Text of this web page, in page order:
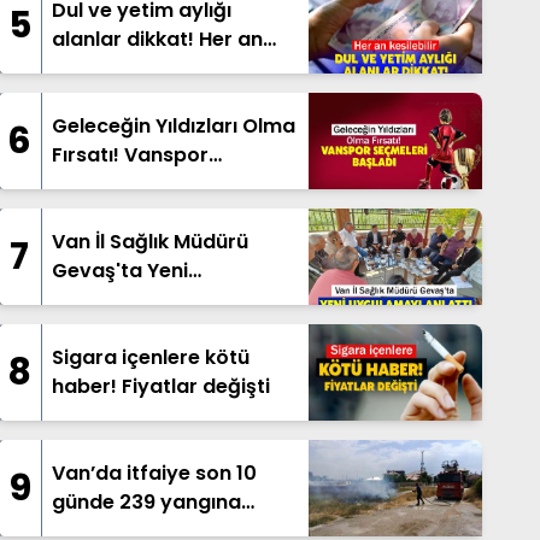
5
Dul ve yetim aylığı
alanlar dikkat! Her an
kesilebilir
6
Geleceğin Yıldızları Olma
Fırsatı! Vanspor
Seçmeleri Başladı
7
Van İl Sağlık Müdürü
Gevaş'ta Yeni
Uygulamayı Anlattı
8
Sigara içenlere kötü
haber! Fiyatlar değişti
9
Van’da itfaiye son 10
günde 239 yangına
müdahale etti